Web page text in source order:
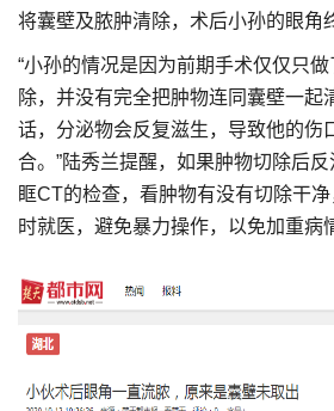
将囊壁及脓肿清除，术后小孙的眼角
“小孙的情况是因为前期手术仅仅只
除，并没有完全把肿物连同囊壁一起
话，分泌物会反复滋生，导致他的伤
合。”陆秀兰提醒，如果肿物切除后
眶CT的检查，看肿物有没有切除干
时就医，避免暴力操作，以免加重病